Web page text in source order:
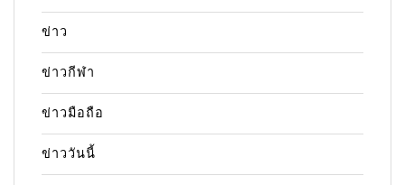
ข่าว
ข่าวกีฬา
ข่าวมือถือ
ข่าววันนี้